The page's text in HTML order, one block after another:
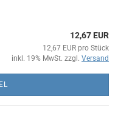
12,67 EUR
12,67 EUR pro Stück
inkl. 19% MwSt. zzgl. Versand